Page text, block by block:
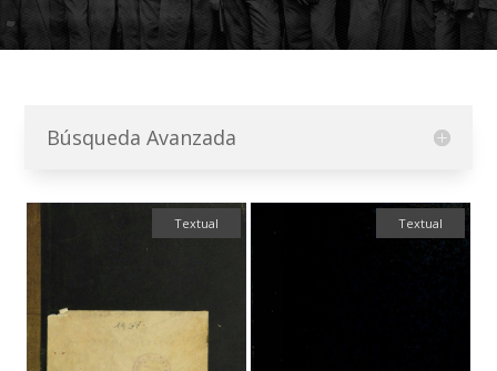
Búsqueda Avanzada
Textual Textual